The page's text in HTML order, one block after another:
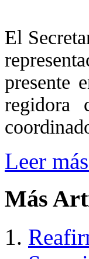
El
presente
regidora
Leer
Más